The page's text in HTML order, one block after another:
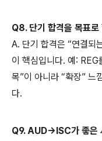
Q8. 단기 합격을 목표
A. 단기 합격은 “연결되
이 핵심입니다. 예:
목”이 아니라 “확장” 느
다.
Q9. AUD→ISC가 좋은